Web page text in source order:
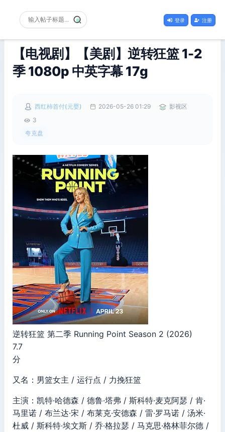
登录 注册
【电视剧】【美剧】逆转狂篮 1-2
季 1080p 中英字幕 17g
西红柿首付(元婴) 2026-05-26 01:29
影视区
3
夸克盘
逆转狂篮 第二季 Running Point Season 2 (2026)
7.7
分
又名：男篮女主 / 运行点 / 力挽狂篮
主演：凯特·哈德森 / 德鲁·塔弗 / 斯科特·麦克阿瑟 / 肯·
马里诺 / 布兰达·宋 / 布莱克·安德森 / 雷·罗马诺 / 汤米·
杜威 / 斯科特·埃文斯 / 乔·格拉瑟 / 马克思·格林菲尔德 /